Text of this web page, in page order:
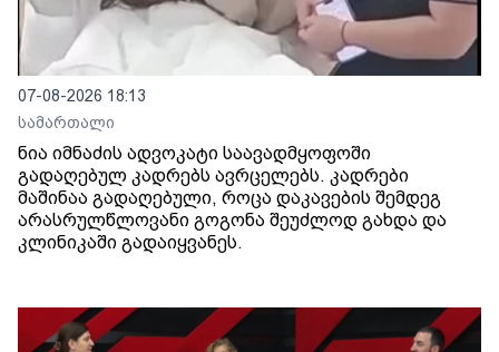
07-08-2026 18:13
სამართალი
ნია იმნაძის ადვოკატი საავადმყოფოში
გადაღებულ კადრებს ავრცელებს. კადრები
მაშინაა გადაღებული, როცა დაკავების შემდეგ
არასრულწლოვანი გოგონა შეუძლოდ გახდა და
კლინიკაში გადაიყვანეს.